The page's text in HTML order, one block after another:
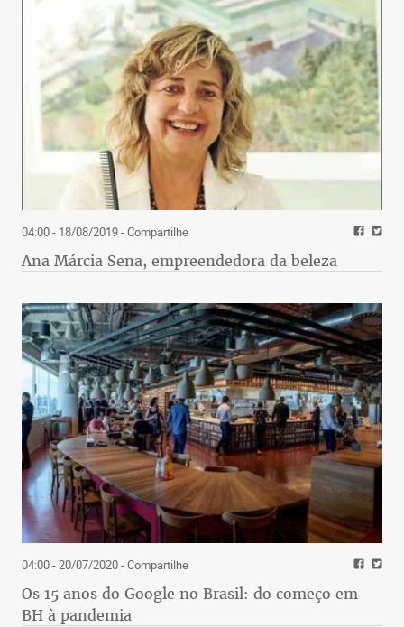
04:00 - 18/08/2019- Compartilhe
Ana Márcia Sena, empreendedora da beleza
04:00 - 20/07/2020- Compartilhe
Os 15 anos do Google no Brasil: do começo em
BH à pandemia